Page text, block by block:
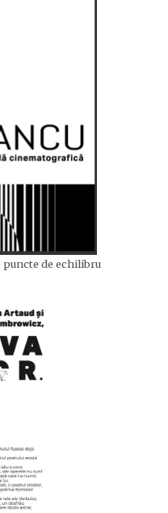
puncte de echilibru